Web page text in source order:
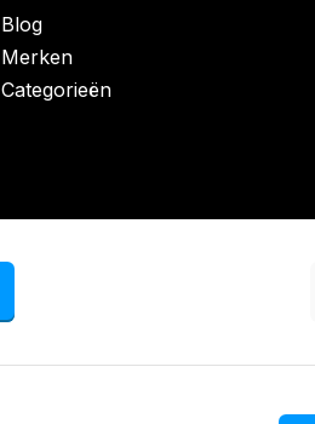
Blog
Merken
Categorieën